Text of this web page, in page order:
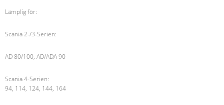
Lämplig för:
Scania 2-/3-Serien:
AD 80/100, AD/ADA 90
Scania 4-Serien:
94, 114, 124, 144, 164